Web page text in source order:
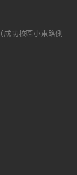
成功校區小東路側